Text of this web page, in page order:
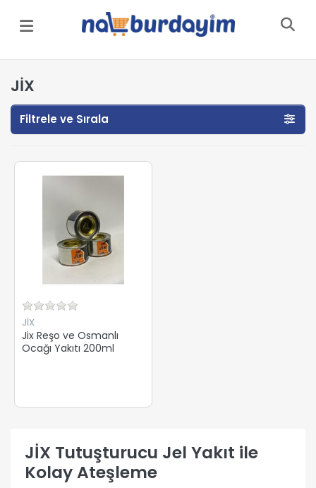
Menü
JİX
Filtrele ve Sırala
JİX
Jix Reşo ve Osmanlı
Ocağı Yakıtı 200ml
JİX Tutuşturucu Jel Yakıt ile
Kolay Ateşleme